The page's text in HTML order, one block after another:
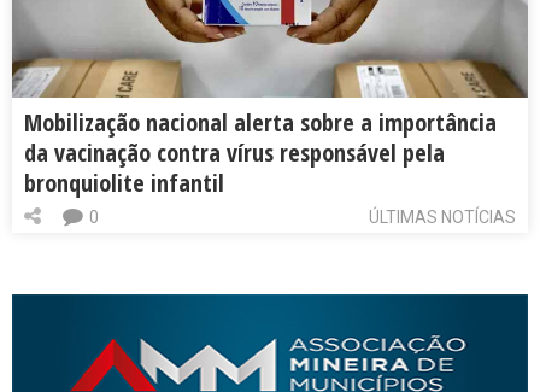
Mobilização nacional alerta sobre a importância
da vacinação contra vírus responsável pela
bronquiolite infantil
ÚLTIMAS NOTÍCIAS
0